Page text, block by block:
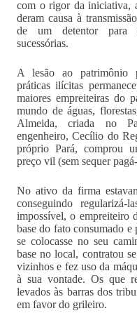
com o rigor da iniciativa,
deram causa à
de um detentor para
sucessórias.
A lesão ao patrimônio
práticas ilícitas
maiores empreiteiras do
mundo de águas,
Almeida, criada no
engenheiro, Cecílio do
próprio Pará, comprou
preço vil (sem sequer
No ativo da firma
conseguindo
impossível, o empreiteiro
base do fato consumado e
se colocasse no seu
base no local, contratou
vizinhos e fez uso da
à sua vontade. Os que
levados às barras dos
em favor do grileiro.